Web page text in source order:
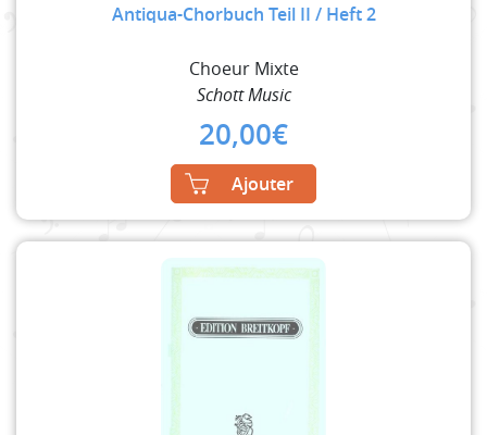
Antiqua-Chorbuch Teil II / Heft 2
Choeur Mixte
Schott Music
20,00€
Ajouter